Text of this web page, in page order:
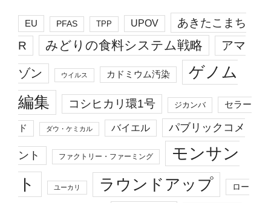
EU PFAS TPP UPOV
あきたこまち
R
みどりの食料システム戦略 アマ
ゾン ウイルス カドミウム汚染
ゲノム
編集
コシヒカリ環1号 ジカンバ セラー
ド ダウ・ケミカル バイエル パブリックコメ
ント ファクトリー・ファーミング
モンサン
ト
ユーカリ ラウンドアップ ロー